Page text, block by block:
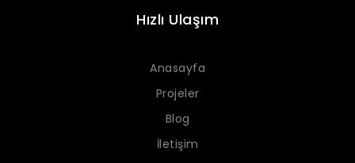
Hızlı Ulaşım
Anasayfa
Projeler
Blog
İletişim